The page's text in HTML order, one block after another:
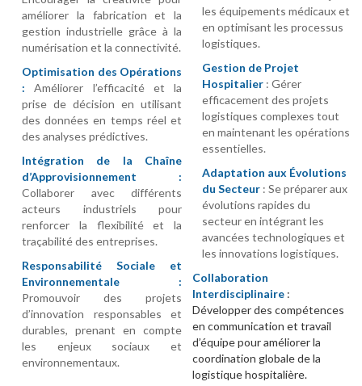
améliorer la fabrication et la
gestion industrielle grâce à la
numérisation et la connectivité.
Optimisation des Opérations
: Améliorer l’efficacité et la
prise de décision en utilisant
des données en temps réel et
des analyses prédictives.
Intégration de la Chaîne
d’Approvisionnement :
Collaborer avec différents
acteurs industriels pour
renforcer la flexibilité et la
traçabilité des entreprises.
Responsabilité Sociale et
Environnementale :
Promouvoir des projets
d’innovation responsables et
durables, prenant en compte
les enjeux sociaux et
environnementaux.
les équipements médicaux et
en optimisant les processus
logistiques.
Gestion de Projet
Hospitalier : Gérer
efficacement des projets
logistiques complexes tout
en maintenant les opérations
essentielles.
Adaptation aux Évolutions
du Secteur : Se préparer aux
évolutions rapides du
secteur en intégrant les
avancées technologiques et
les innovations logistiques.
Collaboration
Interdisciplinaire :
Développer des compétences
en communication et travail
d’équipe pour améliorer la
coordination globale de la
logistique hospitalière.